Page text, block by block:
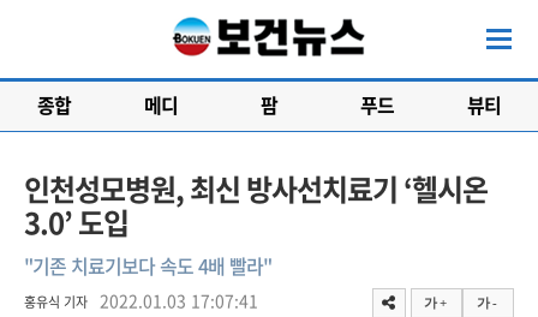
종합 메디 팜 푸드 뷰티
인천성모병원, 최신 방사선치료기 ‘헬시온
3.0’ 도입
"기존 치료기보다 속도 4배 빨라"
홍유식 기자 2022.01.03 17:07:41 가 + 가 -